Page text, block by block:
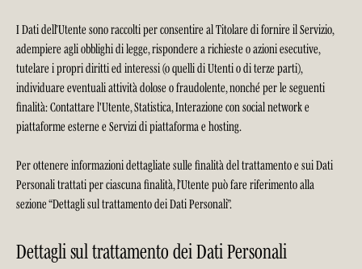
I Dati dell’Utente sono raccolti per consentire al Titolare di fornire il Servizio,
adempiere agli obblighi di legge, rispondere a richieste o azioni esecutive,
tutelare i propri diritti ed interessi (o quelli di Utenti o di terze parti),
individuare eventuali attività dolose o fraudolente, nonché per le seguenti
finalità: Contattare l'Utente, Statistica, Interazione con social network e
piattaforme esterne e Servizi di piattaforma e hosting.
Per ottenere informazioni dettagliate sulle finalità del trattamento e sui Dati
Personali trattati per ciascuna finalità, l’Utente può fare riferimento alla
sezione “Dettagli sul trattamento dei Dati Personali”.
Dettagli sul trattamento dei Dati Personali